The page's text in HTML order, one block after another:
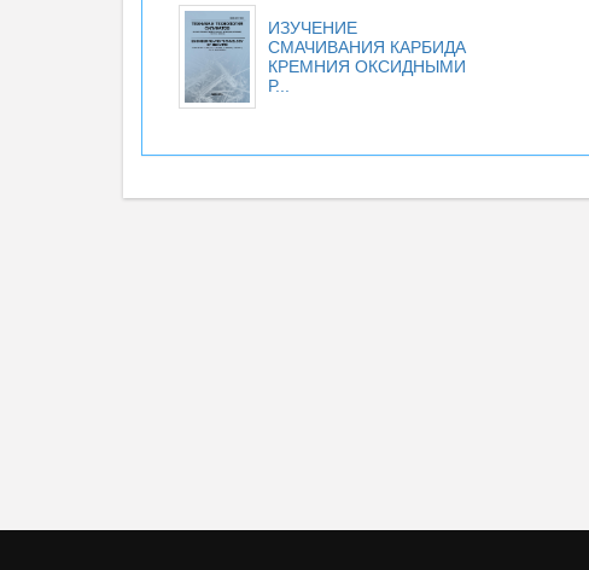
ИЗУЧЕНИЕ
СМАЧИВАНИЯ КАРБИДА
КРЕМНИЯ ОКСИДНЫМИ
Р...